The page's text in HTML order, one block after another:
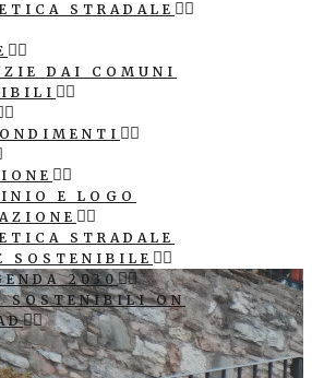
STRADALE
DAI COMUNI
E LOGO
STRADALE
SOSTENIBILE
2030
SOSTENIBILI ON